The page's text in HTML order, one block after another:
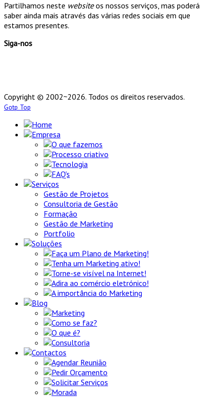
Partilhamos neste websiteos nossos serviços, mas poderá
saber ainda mais através das várias redes sociais em que
estamos presentes.
Siga-nos
Copyright © 2002~2026. Todos os direitos reservados.
Gotp Top
Home
Empresa
O que fazemos
Processo criativo
Tecnologia
FAQ's
Serviços
Gestão de Projetos
Consultoria de Gestão
Formação
Gestão de Marketing
Portfolio
Soluções
Faça um Plano de Marketing!
Tenha um Marketing ativo!
Torne-se visível na Internet!
Adira ao comércio eletrónico!
A importância do Marketing
Blog
Marketing
Como se faz?
O que é?
Consultoria
Contactos
Agendar Reunião
Pedir Orçamento
Solicitar Serviços
Morada